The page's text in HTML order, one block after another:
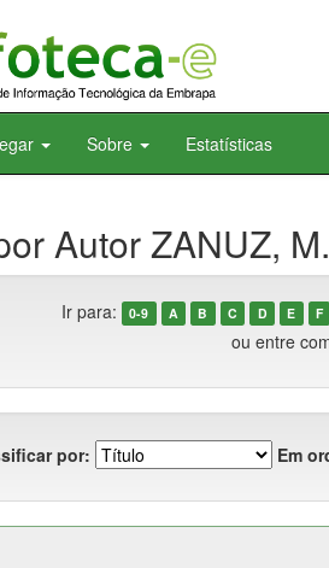
Sobre Estatísticas
Autor ZANUZ,
Ir para: 0-9 A B C D E F
ou entre
por: Em